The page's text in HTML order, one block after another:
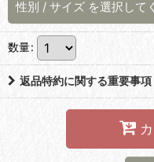
性別 / サイズ を選択して
数量:
返品特約に関する重要事項